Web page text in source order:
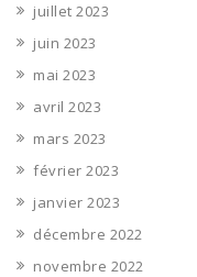
juillet 2023
juin 2023
mai 2023
avril 2023
mars 2023
février 2023
janvier 2023
décembre 2022
novembre 2022